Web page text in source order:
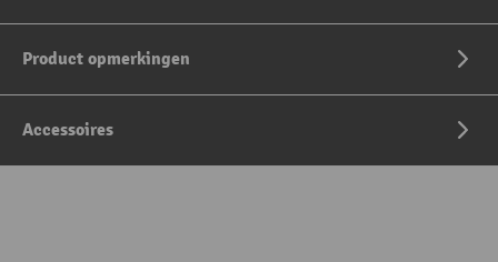
Product opmerkingen
Accessoires